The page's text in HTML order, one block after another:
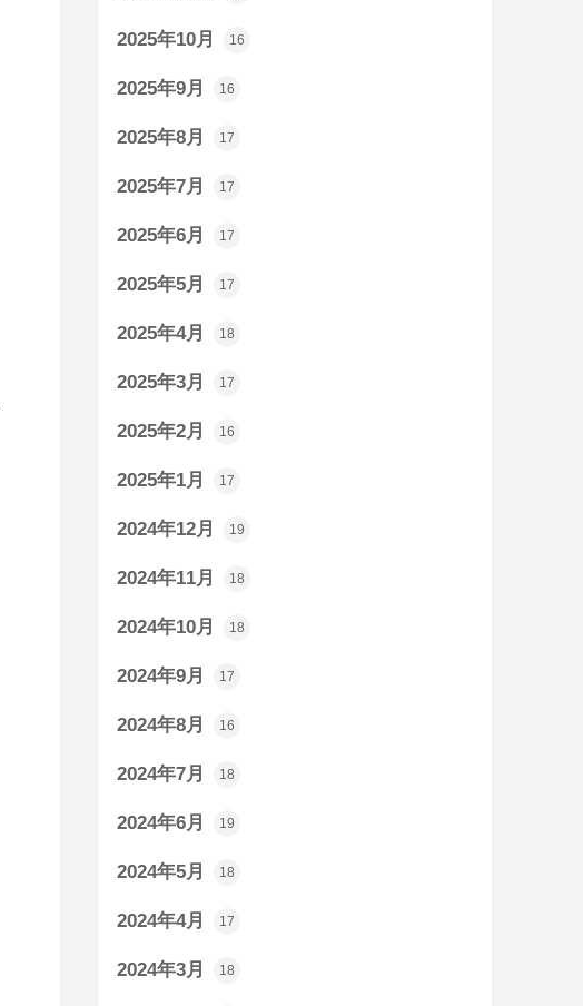
2025年10月 16
2025年9月 16
2025年8月 17
2025年7月 17
2025年6月 17
2025年5月 17
2025年4月 18
2025年3月 17
2025年2月 16
2025年1月 17
2024年12月 19
2024年11月 18
2024年10月 18
2024年9月 17
2024年8月 16
2024年7月 18
2024年6月 19
2024年5月 18
2024年4月 17
2024年3月 18